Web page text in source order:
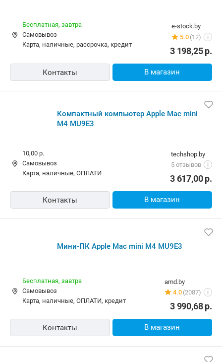
e-stock.by
5.0 (12) i
Бесплатная, завтра
Самовывоз
карта, наличные, рассрочка, кредит
3 198,25р.
Контакты В магазин
Компактный компьютер Apple Mac mini
M4 MU9E3
techshop.by
5 отзывов
i
10,00 р.
Самовывоз
карта, наличные, ОПЛАТИ
3 617,00р.
Контакты В магазин
Мини-ПК Apple Mac mini M4 MU9E3
amd.by
4.0 (2087) i
Бесплатная, завтра
Самовывоз
карта, наличные, ОПЛАТИ, кредит
3 990,68р.
Контакты В магазин